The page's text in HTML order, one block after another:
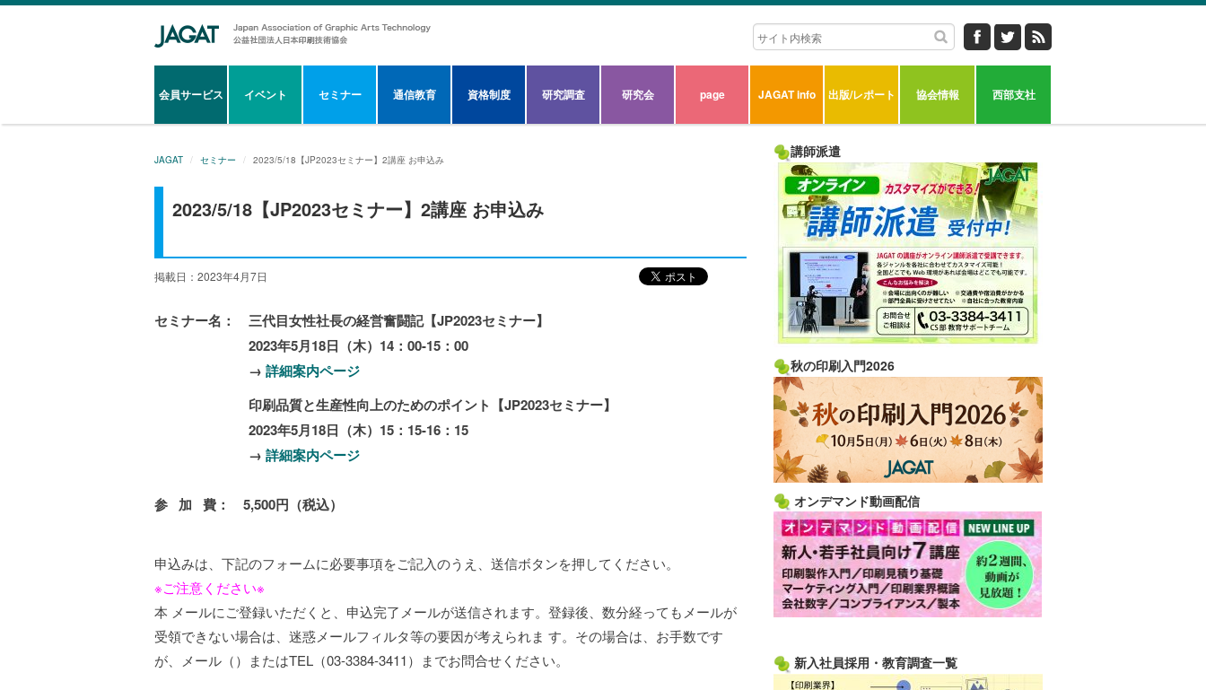
会員サービス イベント セミナー 通信教育 資格制度 研究調査 研究会 page JAGAT info 出版/レポート 協会情報 西部支社
JAGAT セミナー 2023/5/18【JP2023セミナー】2講座 お申込み
2023/5/18【JP2023セミナー】2講座 お申込み
掲載日：2023年4月7日
セミナー名： 三代目女性社長の経営奮闘記【JP2023セミナー】
2023年5月18日（木）14：00-15：00
→ 詳細案内ページ
印刷品質と生産性向上のためのポイント【JP2023セミナー】
2023年5月18日（木）15：15-16：15
→ 詳細案内ページ
参 加 費： 5,500円（税込）
申込みは、下記のフォームに必要事項をご記入のうえ、送信ボタンを押してください。
※ご注意ください※
本 メールにご登録いただくと、申込完了メールが送信されます。登録後、数分経ってもメールが
受領できない場合は、迷惑メールフィルタ等の要因が考えられま す。その場合は、お手数です
が、メール（）またはTEL（03-3384-3411）までお問合せください。
講師派遣
秋の印刷入門2026
オンデマンド動画配信
新入社員採用・教育調査一覧